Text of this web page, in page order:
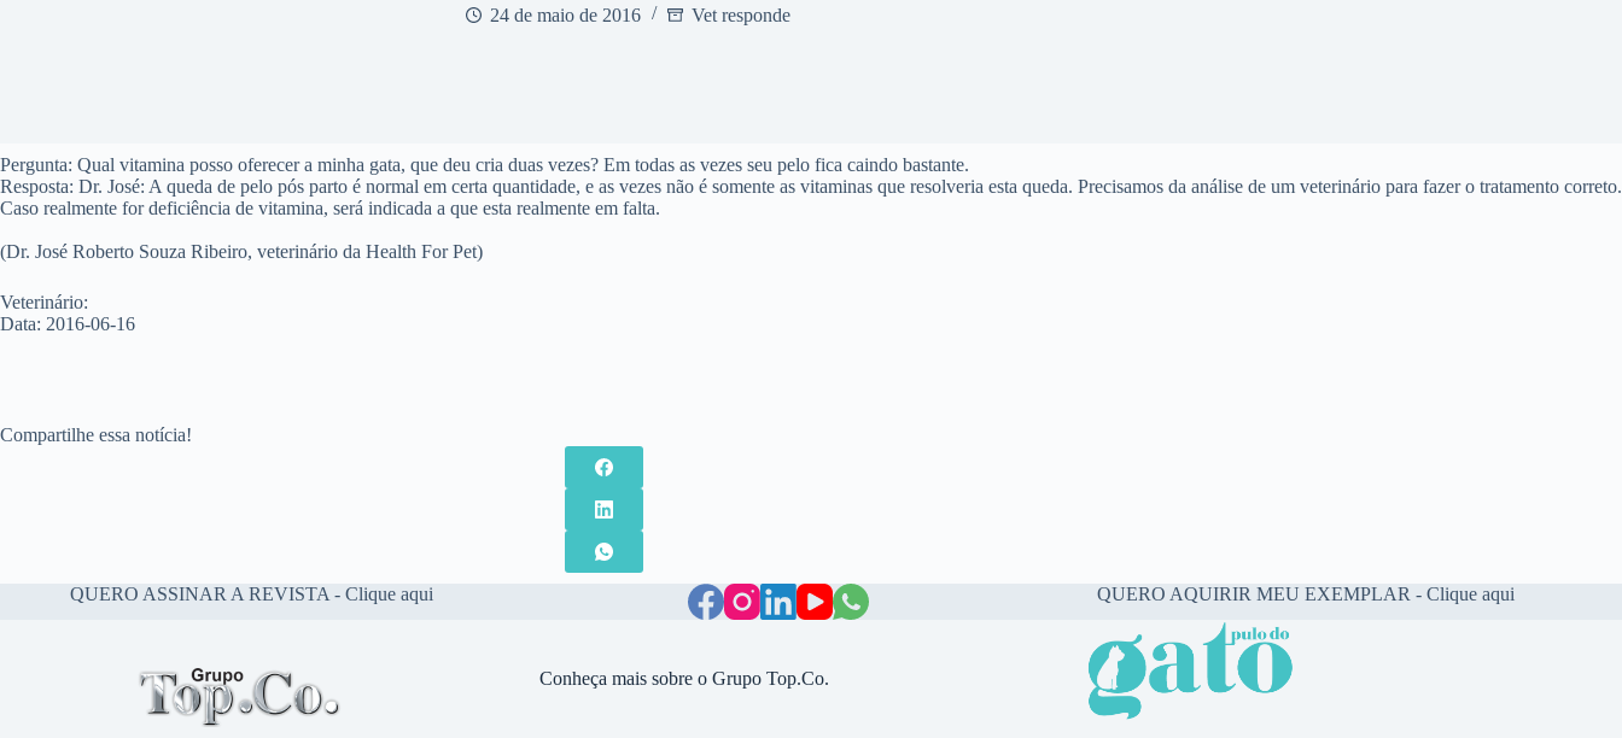
24 de maio de 2016 Vet responde
Pergunta: Qual vitamina posso oferecer a minha gata, que deu cria duas vezes? Em todas as vezes seu pelo fica caindo bastante.
Resposta: Dr. José: A queda de pelo pós parto é normal em certa quantidade, e as vezes não é somente as vitaminas que resolveria esta queda. Precisamos da análise de um veterinário para fazer o tratamento correto.
Caso realmente for deficiência de vitamina, será indicada a que esta realmente em falta.
(Dr. José Roberto Souza Ribeiro, veterinário da Health For Pet)
Veterinário:
Data: 2016-06-16
Compartilhe essa notícia!
QUERO ASSINAR A REVISTA - Clique aqui QUERO AQUIRIR MEU EXEMPLAR - Clique aqui
Conheça mais sobre o Grupo Top.Co.